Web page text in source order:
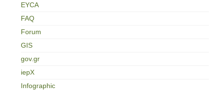
EYCA
FAQ
Forum
GIS
gov.gr
iepX
Infographic